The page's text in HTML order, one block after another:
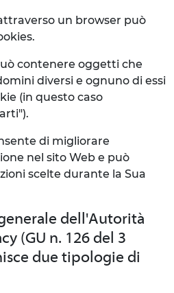
un browser può
contenere oggetti che
diversi e ognuno di essi
(in questo caso
di migliorare
nel sito Web e può
scelte durante la Sua
dell'Autorità
(GU n. 126 del 3
due tipologie di